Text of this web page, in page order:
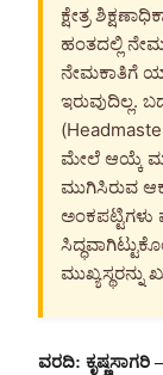
ಕ್ಷೇತ್ರ
ಹಂತದಲ್ಲಿ
ನೇಮಕಾತಿಗೆ
ಇರುವುದಿಲ್ಲ.
ಮೇಲೆ ಆಯ್ಕೆ
ಮುಗಿಸಿರುವ
ಅಂಕಪಟ್ಟಿಗಳು
ಮುಖ್ಯಸ್ಥರನ್ನು
ವರದಿ: ಕೃಷ್ಣಸಾಗರಿ